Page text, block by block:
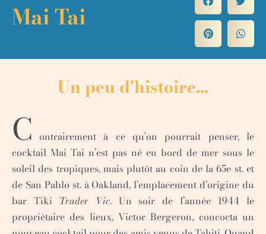
Mai Tai
Un peu d'histoire...
C ontrairement à ce qu’on pourrait penser, le
cocktail Mai Tai n’est pas né en bord de mer sous le
soleil des tropiques, mais plutôt au coin de la 65e st. et
de San Pablo st. à Oakland, l’emplacement d’origine du
bar Tiki Trader Vic. Un soir de l’année 1944 le
propriétaire des lieux, Victor Bergeron, concocta un